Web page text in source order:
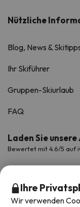
Nützliche
Blog, News &
Ihr Skiführer
Gruppen-Skiurlaub
FAQ
Laden Sie
Bewertet mit 4.6/5 auf
Ihre
Wir verwenden